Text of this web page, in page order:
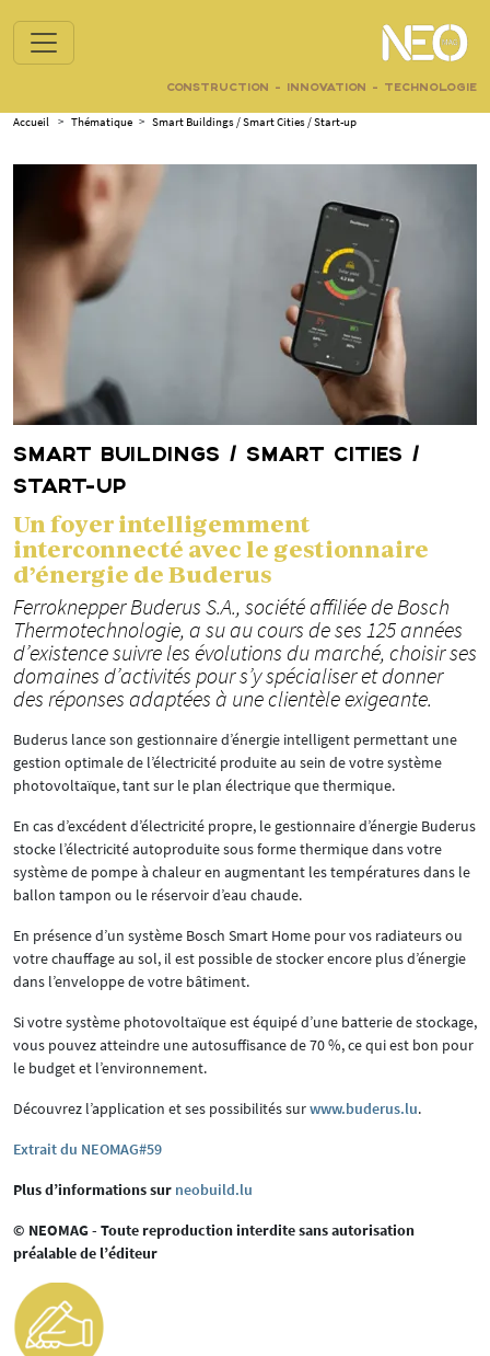
CONSTRUCTION - INNOVATION - TECHNOLOGIE
Accueil > Thématique > Smart Buildings / Smart Cities / Start-up
SMART BUILDINGS / SMART CITIES /
START-UP
Un foyer intelligemment
interconnecté avec le gestionnaire
d’énergie de Buderus
Ferroknepper Buderus S.A., société affiliée de Bosch
Thermotechnologie, a su au cours de ses 125 années
d’existence suivre les évolutions du marché, choisir ses
domaines d’activités pour s’y spécialiser et donner
des réponses adaptées à une clientèle exigeante.
Buderus lance son gestionnaire d’énergie intelligent permettant une
gestion optimale de l’électricité produite au sein de votre système
photovoltaïque, tant sur le plan électrique que thermique.
En cas d’excédent d’électricité propre, le gestionnaire d’énergie Buderus
stocke l’électricité autoproduite sous forme thermique dans votre
système de pompe à chaleur en augmentant les températures dans le
ballon tampon ou le réservoir d’eau chaude.
En présence d’un système Bosch Smart Home pour vos radiateurs ou
votre chauffage au sol, il est possible de stocker encore plus d’énergie
dans l’enveloppe de votre bâtiment.
Si votre système photovoltaïque est équipé d’une batterie de stockage,
vous pouvez atteindre une autosuffisance de 70 %, ce qui est bon pour
le budget et l’environnement.
Découvrez l’application et ses possibilités surwww.buderus.lu.
Extrait du NEOMAG#59
Plus d’informations sur neobuild.lu
© NEOMAG - Toute reproduction interdite sans autorisation
préalable de l’éditeur